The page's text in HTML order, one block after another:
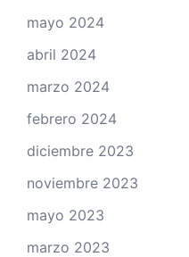
mayo 2024
abril 2024
marzo 2024
febrero 2024
diciembre 2023
noviembre 2023
mayo 2023
marzo 2023